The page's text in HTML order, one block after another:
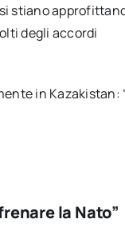
stiano
degli accordi
in Kazakistan:
la Nato”